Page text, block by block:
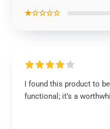
★☆☆☆☆
I found this product to
functional; it’s a